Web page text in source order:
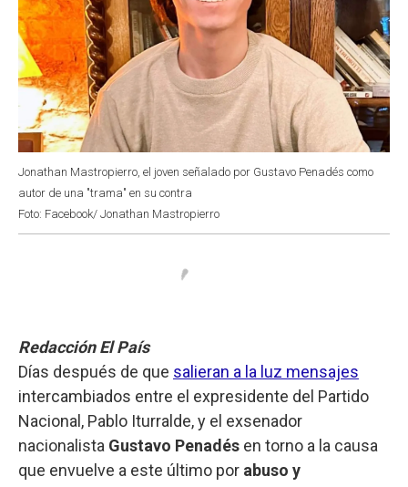
Jonathan Mastropierro, el joven señalado por Gustavo Penadés como
autor de una "trama" en su contra
Foto: Facebook/ Jonathan Mastropierro
Redacción El País
Días después de que salieran a la luz mensajes
intercambiados entre el expresidente del Partido
Nacional, Pablo Iturralde, y el exsenador
nacionalista Gustavo Penadés en torno a la causa
que envuelve a este último por abuso y